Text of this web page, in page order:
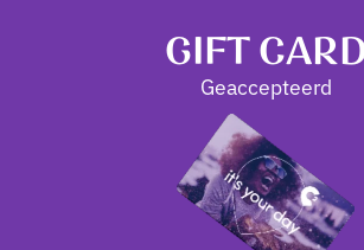
GIFT
Geaccepteerd